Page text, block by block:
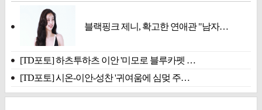
블랙핑크 제니, 확고한 연애관 "남자…
[TD포토] 하츠투하츠 이안 '미모로 블루카펫 …
[TD포토] 시온-이안-성찬 '귀여움에 심멎 주…